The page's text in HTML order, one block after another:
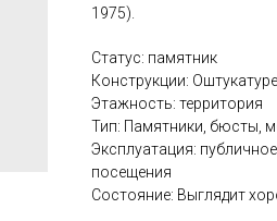
1975).
Статус: памятник
Конструкции:
Этажность: территория
Тип: Памятники, бюсты,
Эксплуатация:
посещения
Состояние: Выглядит